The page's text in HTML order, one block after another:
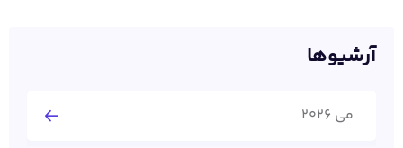
آرشیوها
می 2026